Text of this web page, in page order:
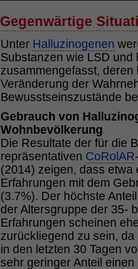
Gegenwärtige
Unter Halluzinogenen
Substanzen wie LSD und
zusammengefasst,
Veränderung der
Bewusstseinszustände
Gebrauch von
Wohnbevölkerung
Die Resultate der für die
repräsentativen CoRolAR
(2014) zeigen, dass
Erfahrungen mit dem
(3.7%). Der höchste
der Altersgruppe der 35-
Erfahrungen scheinen
zurückliegend zu sein,
in den letzten 30 Tagen
sehr geringer Anteil